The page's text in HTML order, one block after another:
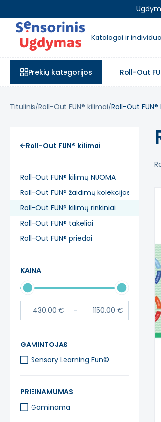
Katalogai ir
Prekių kategorijos Roll-Out
Titulinis Roll-Out FUN® kilimai Roll-Out
Roll-Out FUN® kilimai
Roll-Out FUN® kilimų NUOMA
Roll-Out FUN® žaidimų kolekcijos
Roll-Out FUN® kilimų rinkiniai
Roll-Out FUN® takeliai
Roll-Out FUN® priedai
KAINA
-
GAMINTOJAS
Sensory Learning Fun©
PRIEINAMUMAS
Gaminama